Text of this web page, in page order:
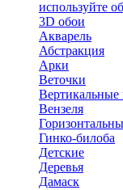
используйте
3D обои
Акварель
Абстракция
Арки
Веточки
Вертикальные
Вензеля
Гинко-билоба
Детские
Деревья
Дамаск